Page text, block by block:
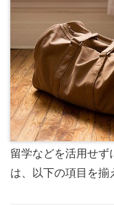
留学などを活用せず
は、以下の項目を揃